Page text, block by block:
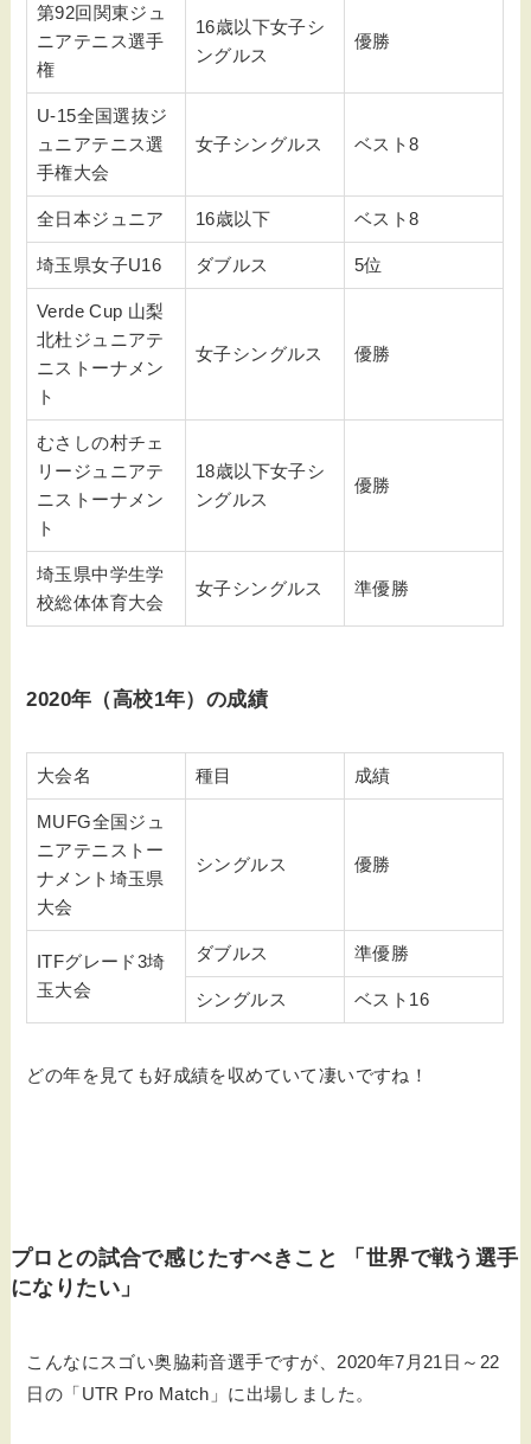
第92回関東ジュ
ニアテニス選手
権
16歳以下女子シ
ングルス
優勝
U-15全国選抜ジ
ュニアテニス選
手権大会
女子シングルス ベスト8
全日本ジュニア 16歳以下 ベスト8
埼玉県女子U16 ダブルス 5位
Verde Cup 山梨
北杜ジュニアテ
ニストーナメン
ト
女子シングルス 優勝
むさしの村チェ
リージュニアテ
ニストーナメン
ト
18歳以下女子シ
ングルス
優勝
埼玉県中学生学
校総体体育大会
女子シングルス 準優勝
2020年（高校1年）の成績
大会名 種目 成績
MUFG全国ジュ
ニアテニストー
ナメント埼玉県
大会
シングルス 優勝
ITFグレード3埼
玉大会
ダブルス 準優勝
シングルス ベスト16
どの年を見ても好成績を収めていて凄いですね！
プロとの試合で感じたすべきこと 「世界で戦う選手
になりたい」
こんなにスゴい奥脇莉音選手ですが、2020年7月21日～22
日の「UTR Pro Match」に出場しました。